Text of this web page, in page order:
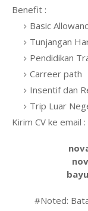
Benefit :
Basic
Tunjangan
Pendidikan
Carreer path
Insentif dan
Trip Luar
Kirim CV ke email :
#Noted: